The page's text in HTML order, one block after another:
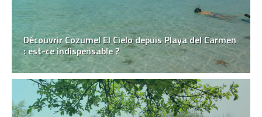
Découvrir Cozumel El Cielo depuis Playa del Carmen
: est-ce indispensable ?